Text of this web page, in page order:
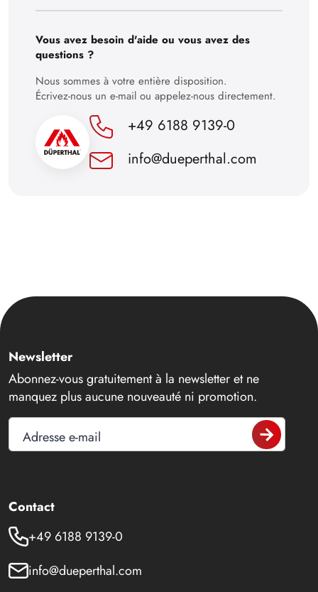
29
30
Vous avez besoin d'aide ou vous avez des
questions ?
Nous sommes à votre entière disposition.
Écrivez-nous un e-mail ou appelez-nous directement.
+49 6188 9139-0
info@dueperthal.com
Newsletter
Abonnez-vous gratuitement à la newsletter et ne
manquez plus aucune nouveauté ni promotion.
Adresse e-mail
Contact
+49 6188 9139-0
info@dueperthal.com